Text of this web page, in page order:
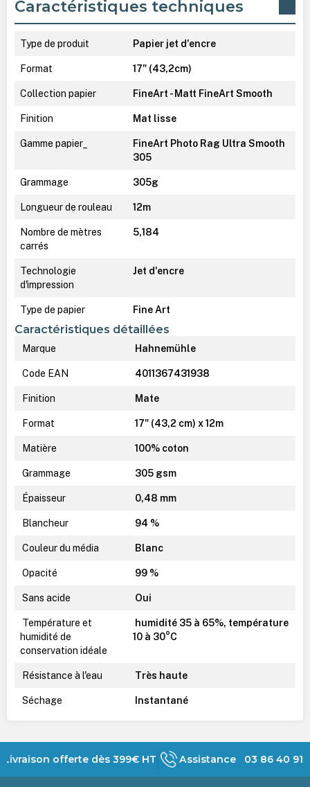
Caractéristiques techniques
Type de produit Papier jet d'encre
Format 17" (43,2cm)
Collection papier FineArt - Matt FineArt Smooth
Finition Mat lisse
Gamme papier_
FineArt Photo Rag Ultra Smooth
305
Grammage 305g
Longueur de rouleau 12m
Nombre de mètres
carrés
5,184
Technologie
d'impression
Jet d'encre
Type de papier Fine Art
Caractéristiques détaillées
Marque Hahnemühle
Code EAN 4011367431938
Finition Mate
Format 17" (43,2 cm) x 12m
Matière 100% coton
Grammage 305 gsm
Épaisseur 0,48 mm
Blancheur 94 %
Couleur du média Blanc
Opacité 99 %
Sans acide Oui
Température et
humidité de
conservation idéale
humidité 35 à 65%, température
10 à 30°C
Résistance à l'eau Très haute
Séchage Instantané
Livraison offerte dès 399€ HT Assistance 03 86 40 91